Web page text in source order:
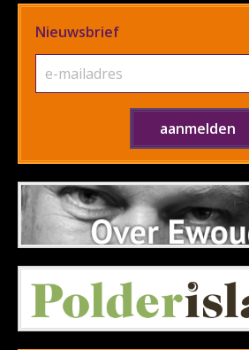
Nieuwsbrief